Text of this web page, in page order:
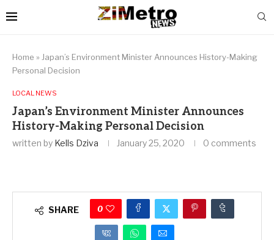
Home » Japan’s Environment Minister Announces History-Making
Personal Decision
LOCAL NEWS
Japan’s Environment Minister Announces
History-Making Personal Decision
written by Kells Dziva January 25, 2020 0 comments
SHARE 0